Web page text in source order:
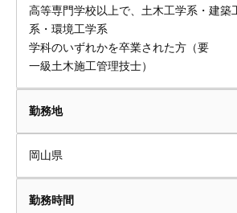
高等専門学校以上で、土木工学系・建築
系・環境工学系
学科のいずれかを卒業された方（要
一級土木施工管理技士）
勤務地
岡山県
勤務時間